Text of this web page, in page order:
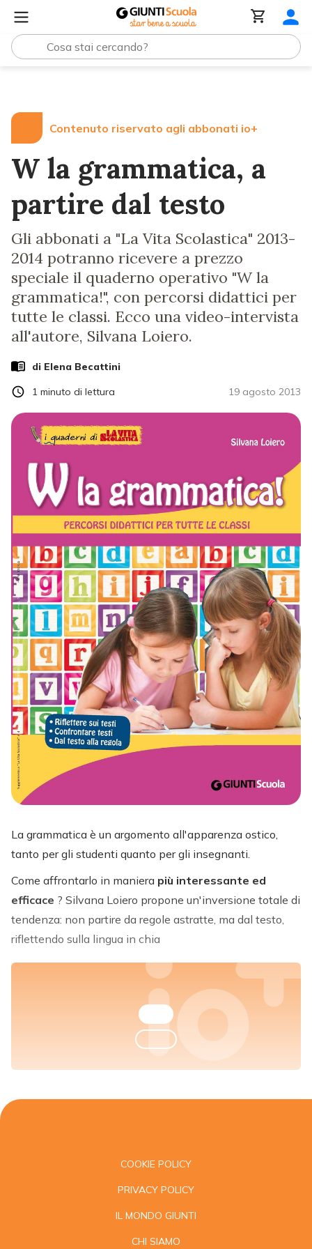
Contenuto riservato agli abbonati io+
W la grammatica, a
partire dal testo
Gli abbonati a "La Vita Scolastica" 2013-
2014 potranno ricevere a prezzo
speciale il quaderno operativo "W la
grammatica!", con percorsi didattici per
tutte le classi. Ecco una video-intervista
all'autore, Silvana Loiero.
di Elena Becattini
19 agosto 2013
1 minuto di lettura
La grammatica è un argomento all'apparenza ostico,
tanto per gli studenti quanto per gli insegnanti.
Come affrontarlo in maniera più interessante ed
efficace ? Silvana Loiero propone un'inversione totale di
tendenza: non partire da regole astratte, ma dal testo,
riflettendo sulla lingua in chia
COOKIE POLICY
PRIVACY POLICY
IL MONDO GIUNTI
CHI SIAMO